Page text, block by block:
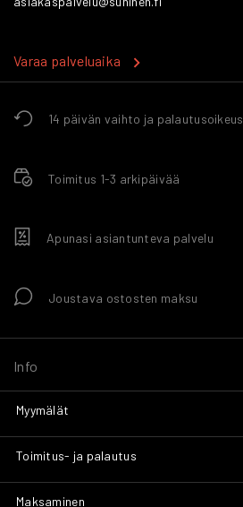
14 päivän vaihto ja palautusoikeus
Toimitus 1-3 arkipäivää
Apunasi asiantunteva palvelu
Joustava ostosten maksu
Info
Myymälät
Toimitus- ja palautus
Maksaminen
Varaa palveluaika